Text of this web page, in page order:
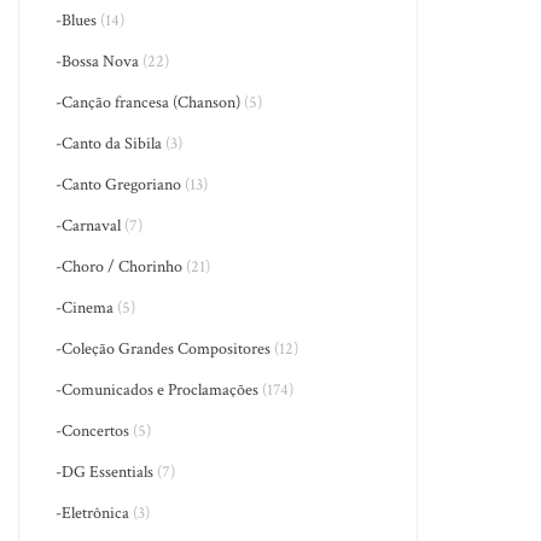
-Blues (14)
-Bossa Nova (22)
-Canção francesa (Chanson) (5)
-Canto da Sibila (3)
-Canto Gregoriano (13)
-Carnaval (7)
-Choro / Chorinho (21)
-Cinema (5)
-Coleção Grandes Compositores (12)
-Comunicados e Proclamações (174)
-Concertos (5)
-DG Essentials (7)
-Eletrônica (3)